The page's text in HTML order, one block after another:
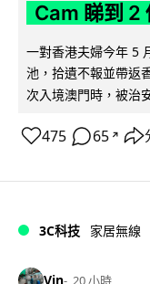
Cam 睇到 2
一對香港夫婦今年 5
池，拾遺不報並帶返
次入境澳門時，被治
475 65 ↗
3C科技 家居無線
Vin 20 小時